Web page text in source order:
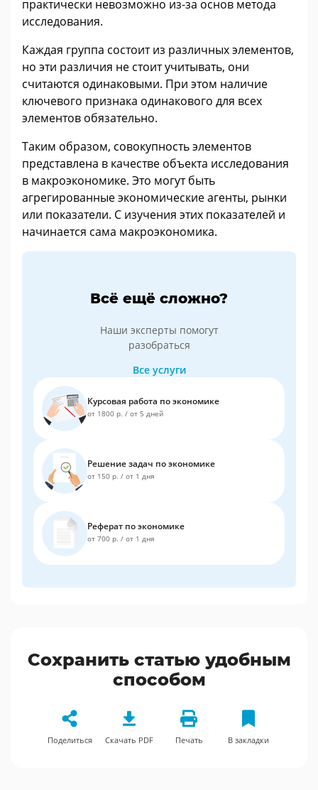
практически невозможно из-за основ метода
исследования.
Каждая группа состоит из различных элементов,
но эти различия не стоит учитывать, они
считаются одинаковыми. При этом наличие
ключевого признака одинакового для всех
элементов обязательно.
Таким образом, совокупность элементов
представлена в качестве объекта исследования
в макроэкономике. Это могут быть
агрегированные экономические агенты, рынки
или показатели. С изучения этих показателей и
начинается сама макроэкономика.
Всё ещё сложно?
Наши эксперты помогут
разобраться
Все услуги
Курсовая работа по экономике
от 1800 р. / от 5 дней
Решение задач по экономике
от 150 р. / от 1 дня
Реферат по экономике
от 700 р. / от 1 дня
Сохранить статью удобным
способом
Поделиться Скачать PDF Печать В закладки